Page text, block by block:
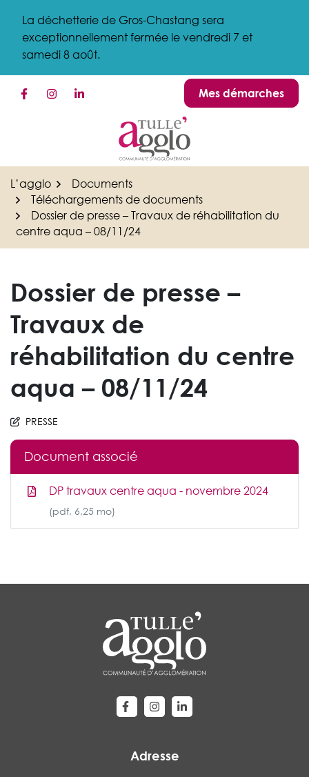
contenu
La déchetterie de Gros-Chastang sera
exceptionnellement fermée le vendredi 7 et
samedi 8 août.
Lien vers le compte Facebook
Lien vers le compte Instagram
Lien vers le compte LinkedinMes démarches
L’agglo
Documents
Téléchargements de documents
Dossier de presse – Travaux de réhabilitation du
centre aqua – 08/11/24
Dossier de presse –
Travaux de
réhabilitation du centre
aqua – 08/11/24
PRESSE
Document associé
DP travaux centre aqua - novembre 2024
(pdf, 6,25 mo)
Lien vers le compte Facebook
Lien vers le compte Instagram
Lien vers le compte
Adresse